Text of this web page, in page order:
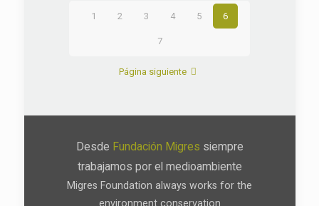
1 2 3 4 5 6
7
Página siguiente
Desde Fundación Migres siempre
trabajamos por el medioambiente
Migres Foundation always works for the
environment conservation